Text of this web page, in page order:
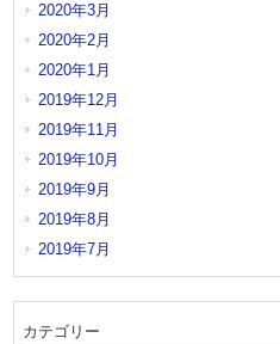
2020年3月
2020年2月
2020年1月
2019年12月
2019年11月
2019年10月
2019年9月
2019年8月
2019年7月
カテゴリー